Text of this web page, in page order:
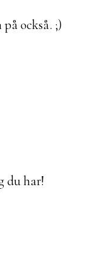
också. ;)
du har!